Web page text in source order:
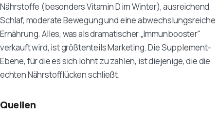
Nährstoffe (besonders Vitamin D im Winter), ausreichend
Schlaf, moderate Bewegung und eine abwechslungsreiche
Ernährung. Alles, was als dramatischer „Immunbooster"
verkauft wird, ist größtenteils Marketing. Die Supplement-
Ebene, für die es sich lohnt zu zahlen, ist diejenige, die die
echten Nährstofflücken schließt.
Quellen